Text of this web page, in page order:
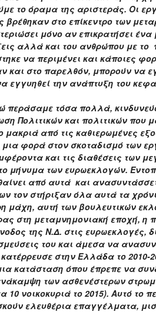
το όραμα της αριστεράς. Οι
βρέθηκαν στο επίκεντρο των
μόνο αν επικρατήσει
αλλά και του ανθρώπου με το
να περιμένει και κάποιες
και στο παρελθόν, μπορούν να
εγγυηθεί την ανάπτυξη του
περάσαμε τόσα πολλά,
Πολιτικών και πολιτικών
από τις καθιερωμένες
φορά στον σκοταδισμό των
και τις διαθέσεις των
μήνυμα των ευρωεκλογών.
από αυτά και
τον στήριξαν όλα αυτά τα
μάχη, αυτή των βουλευτικών
στη μεταμνημονιακή εποχή, η
της Ν.Δ. στις ευρωεκλογές,
του και άμεσα να
στην Ελλάδα το 2010-
κατάσταση όπου έπρεπε να
των ασθενέστερων
10 νοικοκυριά το 2015). Αυτό το
ελευθέρια επαγγέλματα,